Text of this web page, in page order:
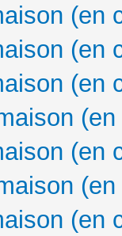
(en
(en
(en
(en
(en